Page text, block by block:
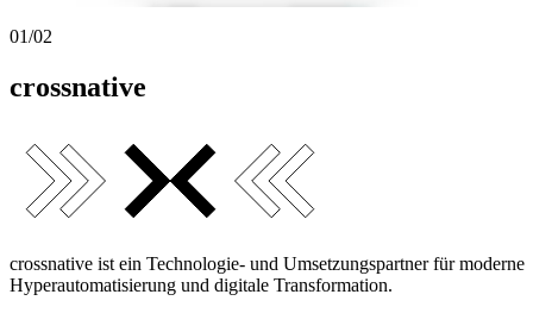
01/02
crossnative
crossnative ist ein Technologie- und Umsetzungspartner für moderne
Hyperautomatisierung und digitale Transformation.